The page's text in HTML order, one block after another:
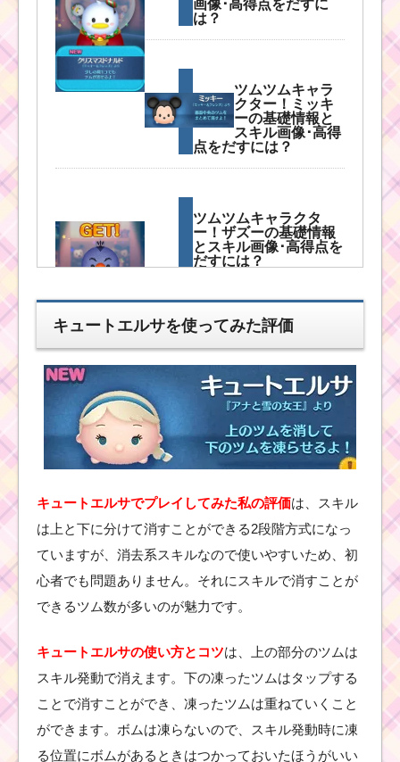
画像･高得点をだすに
は？
ツムツムキャラ
クター！ミッキ
ーの基礎情報と
スキル画像･高得
点をだすには？
ツムツムキャラクタ
ー！ザズーの基礎情報
とスキル画像･高得点を
だすには？
ツムツムキャラ
クター！バズラ
礎情報とスキル
画像･高得点をだ
すには？
像･高得点･コインを稼
ツムツム！ドロ
ッセルの使い方
とスキル動画｜
し高得点狙える
ム
ツ
キュートエルサを使ってみた評価
キュートエルサでプレイしてみた私の評価は、スキル
は上と下に分けて消すことができる2段階方式になっ
ていますが、消去系スキルなので使いやすいため、初
心者でも問題ありません。それにスキルで消すことが
できるツム数が多いのが魅力です。
キュートエルサの使い方とコツは、上の部分のツムは
スキル発動で消えます。下の凍ったツムはタップする
ことで消すことができ、凍ったツムは重ねていくこと
ができます。ボムは凍らないので、スキル発動時に凍
る位置にボムがあるときはつかっておいたほうがいい